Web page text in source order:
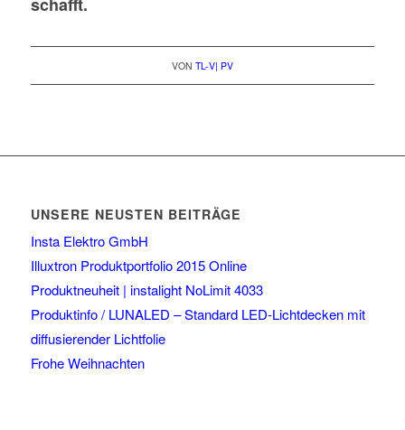
VON TL-V| PV
UNSERE NEUSTEN BEITRÄGE
Insta Elektro GmbH
Illuxtron Produktportfolio 2015 Online
Produktneuheit | instalight NoLimit 4033
Produktinfo / LUNALED – Standard LED-Lichtdecken mit
diffusierender Lichtfolie
Frohe Weihnachten